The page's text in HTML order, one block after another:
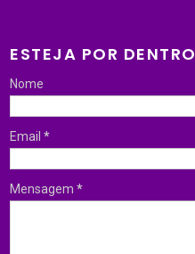
ESTEJA POR DENTRO
Nome
Email*
Mensagem*